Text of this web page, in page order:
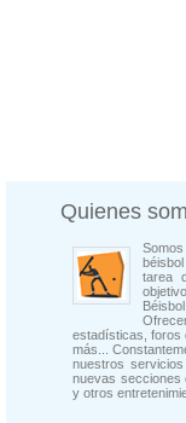
Quienes
tarea
estadísticas, foros
más...
nuestros
nuevas secciones
y otros